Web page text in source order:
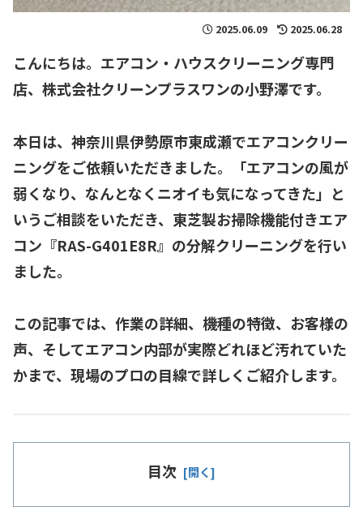
2025.06.09 2025.06.28
こんにちは。エアコン・ハウスクリーニング専門
店、 株式会社クリーンプラスワンの小野澤です。
本日は、神奈川県伊勢原市東成瀬でエアコンクリー
ニングをご依頼いただきました。
「エアコンの風が
弱くなり、なんとなくニオイも気になってきた」と
いうご相談をいただき、東芝製お掃除機能付きエア
コン『RAS-G401E8R』 の分解クリーニングを行い
ました。
この記事では、作業の詳細、機種の特徴、お客様の
声、そしてエアコン内部が実際どれほど汚れていた
かまで、現場のプロの目線で詳しくご紹介します。
目次